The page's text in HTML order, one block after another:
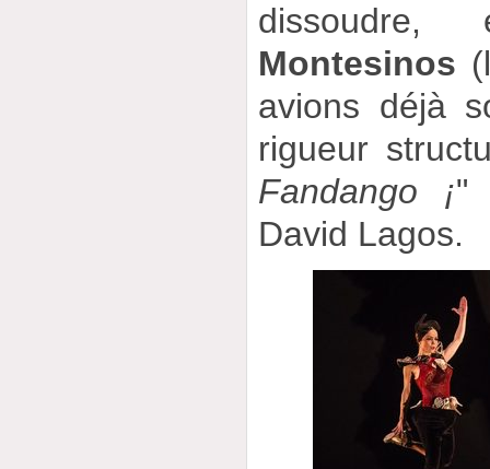
Montesinos
avions déjà
rigueur
Fandango ¡"
David Lagos.